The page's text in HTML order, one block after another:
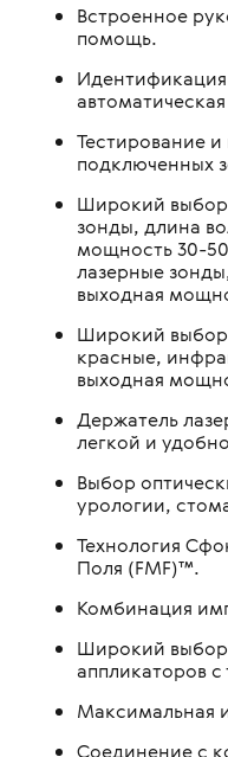
Встроенное
помощь.
Тестирование
подключенных
Широкий выбор
зонды, длина
мощность 30-
лазерные
выходная
Широкий выбор
красные,
выходная
Держатель
легкой и
Выбор
урологии,
Технология
Поля (FMF)™.
Комбинация
Широкий выбор
аппликаторов
Максимальная
Соединение с